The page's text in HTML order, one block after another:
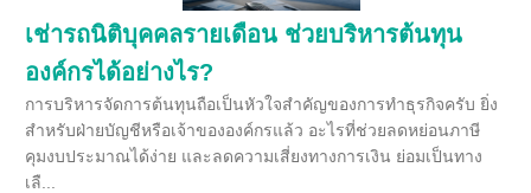
เช่ารถนิติบุคคลรายเดือน ช่วยบริหารต้นทุน
องค์กรได้อย่างไร?
การบริหารจัดการต้นทุนถือเป็นหัวใจสำคัญของการทำธุรกิจครับ ยิ่ง
สำหรับฝ่ายบัญชีหรือเจ้าขององค์กรแล้ว อะไรที่ช่วยลดหย่อนภาษี
คุมงบประมาณได้ง่าย และลดความเสี่ยงทางการเงิน ย่อมเป็นทาง
เลื...